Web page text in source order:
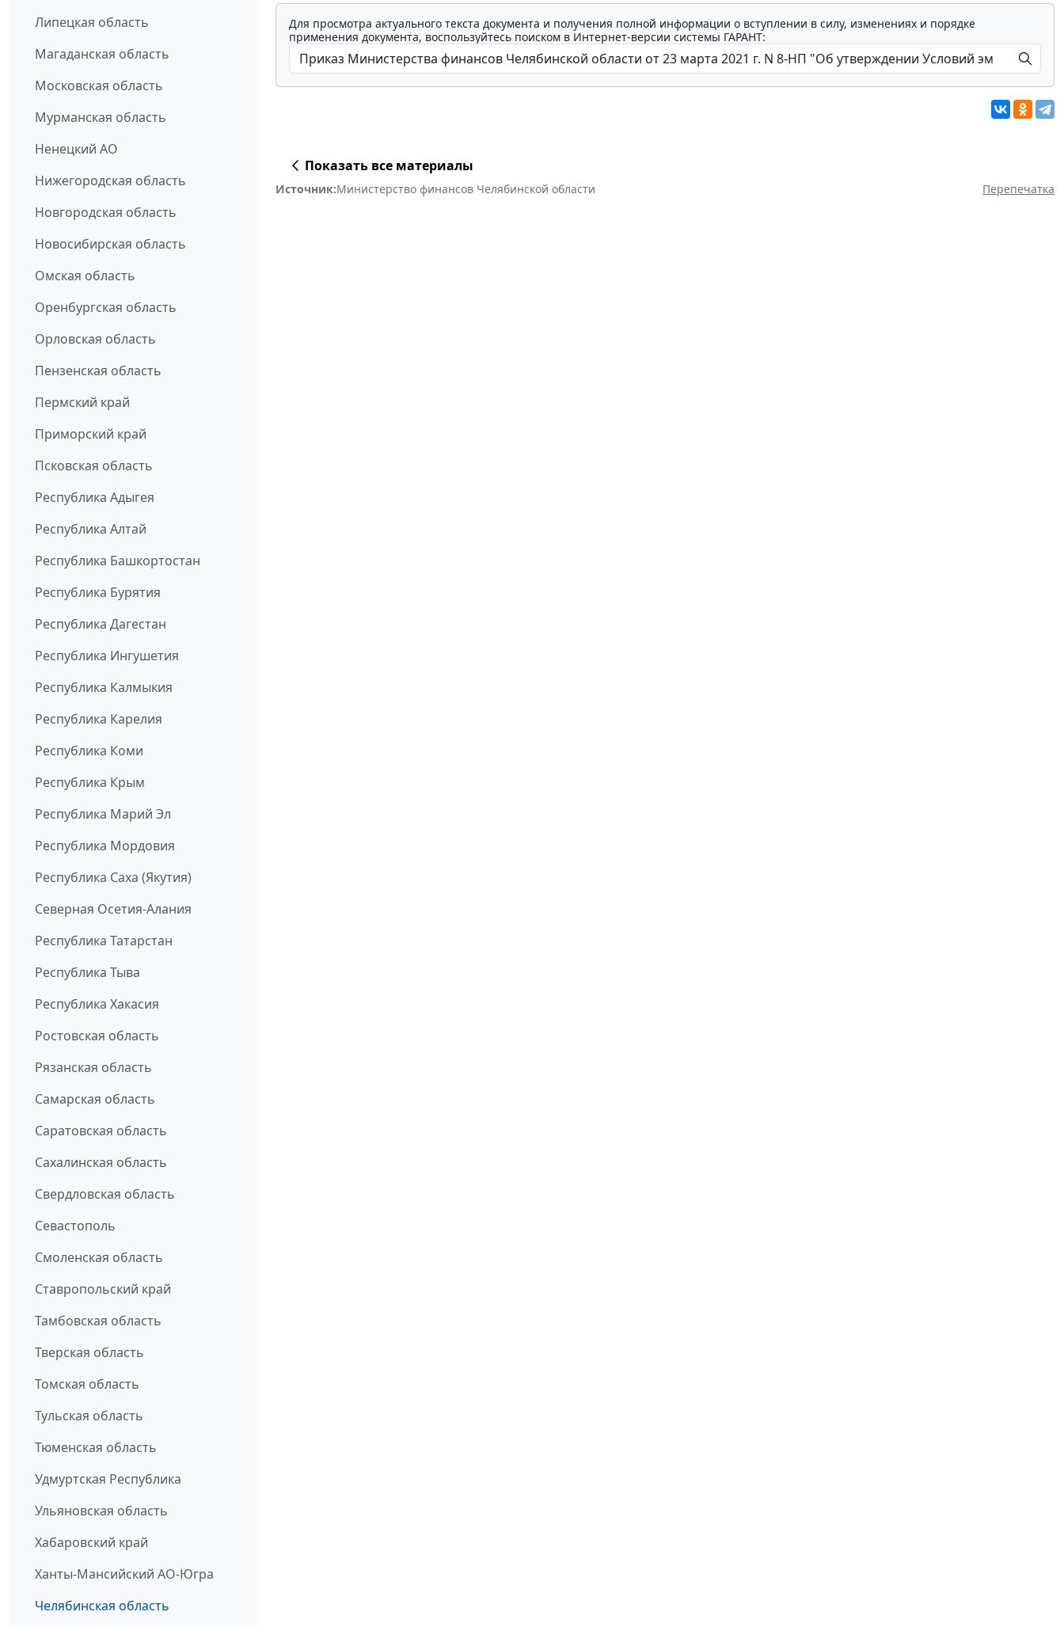
Липецкая область
Магаданская область
Московская область
Мурманская область
Ненецкий АО
Нижегородская область
Новгородская область
Новосибирская область
Омская область
Оренбургская область
Орловская область
Пензенская область
Пермский край
Приморский край
Псковская область
Республика Адыгея
Республика Алтай
Республика Башкортостан
Республика Бурятия
Республика Дагестан
Республика Ингушетия
Республика Калмыкия
Республика Карелия
Республика Коми
Республика Крым
Республика Марий Эл
Республика Мордовия
Республика Саха (Якутия)
Северная Осетия-Алания
Республика Татарстан
Республика Тыва
Республика Хакасия
Ростовская область
Рязанская область
Самарская область
Саратовская область
Сахалинская область
Свердловская область
Севастополь
Смоленская область
Ставропольский край
Тамбовская область
Тверская область
Томская область
Тульская область
Тюменская область
Удмуртская Республика
Ульяновская область
Хабаровский край
Ханты-Мансийский АО-Югра
Челябинская область
Для просмотра актуального текста документа и получения полной информации о вступлении в силу, изменениях и порядке
применения документа, воспользуйтесь поиском в Интернет-версии системы ГАРАНТ:
Показать все материалы
Источник:Министерство финансов Челябинской области Перепечатка